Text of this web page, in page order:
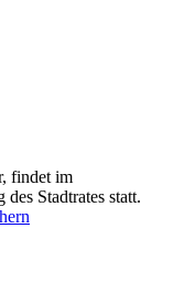
findet im
Stadtrates statt.